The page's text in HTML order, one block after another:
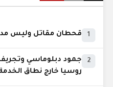
1 قحطان مقاتل وليس مدنيًا
2
جمود دبلوماسي
روسيا خارج نطاق